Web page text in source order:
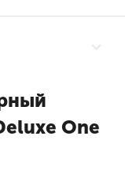
One